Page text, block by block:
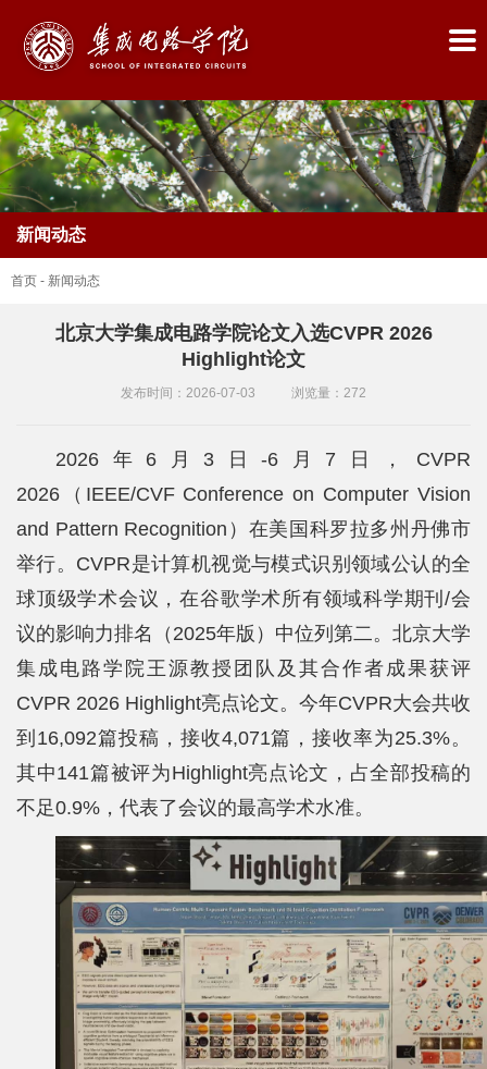
院
概
系
所
中
师
新闻动态
首页 - 新闻动态
北京大学集成电路学院论文入选CVPR 2026
Highlight论文
发布时间：2026-07-03 浏览量： 272
2026年6月3日-6月7日，CVPR
2026（IEEE/CVF Conference on Computer Vision
and Pattern Recognition）在美国科罗拉多州丹佛市
举行。CVPR是计算机视觉与模式识别领域公认的全
球顶级学术会议，在谷歌学术所有领域科学期刊/会
议的影响力排名（2025年版）中位列第二。北京大学
集成电路学院王源教授团队及其合作者成果获评
CVPR 2026 Highlight亮点论文。今年CVPR大会共收
到16,092篇投稿，接收4,071篇，接收率为25.3%。
其中141篇被评为Highlight亮点论文，占全部投稿的
不足0.9%，代表了会议的最高学术水准。